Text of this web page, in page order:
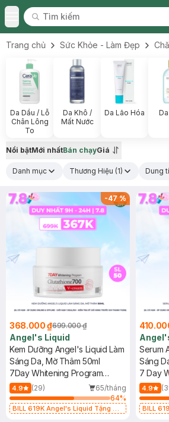
Toggle Menu
Tìm kiếm
Tìm kiếm
Trang chủ Sức Khỏe - Làm Đẹp
Da Dầu / Lỗ
Chân Lông
To
Da Khô /
Mất Nước
Da Lão Hóa
Nổi bậtMới nhấtBán chạyGiá
Danh mục Thương Hiệu (1) Dung
-47%
368.000 ₫699.000 ₫
Angel's Liquid
Kem Dưỡng Angel's Liquid Làm
Sáng Da, Mờ Thâm 50ml
7Day Whitening Program
Glutathione 700 V-Cream
4.9 (29)
65/tháng
64%
BILL 619K Angel's Liquid Tặng 01
Serum
Sáng
7 Day
4.9
BILL